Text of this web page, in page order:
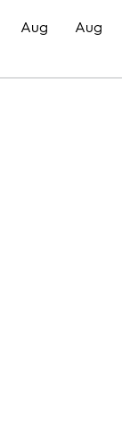
Aug Aug